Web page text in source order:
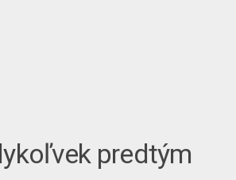
predtým